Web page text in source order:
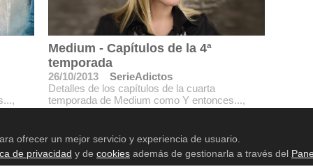
Medium - Capítulos de la 4ª
temporada
26/10/2013
SerieAdictos
Detalles de los capítulos de la cuarta
temporada de Medium como Y entonces...,
Aviso legal
ofrecer un mejor servicio y experiencia de usuario.
de privacidad y de cookiesademás de gestionarla a través del